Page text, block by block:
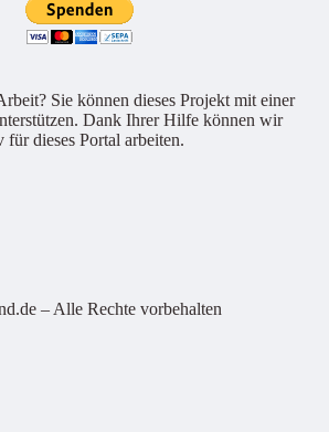
Sie können dieses Projekt mit einer
Dank Ihrer Hilfe können wir
dieses Portal arbeiten.
– Alle Rechte vorbehalten